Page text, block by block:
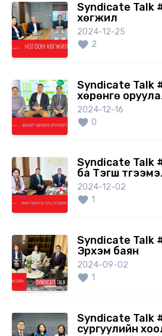
Syndicate Talk
хөгжил
2024-12-25
2
Syndicate Talk
хөрөнгө
2024-12-16
0
Syndicate Talk
ба Тэгш
2024-12-02
1
Syndicate Talk
Эрхэм баян
2024-09-02
1
Syndicate Talk
сургуулийн